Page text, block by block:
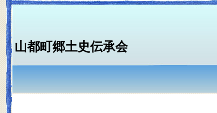
山都町郷土史伝承会